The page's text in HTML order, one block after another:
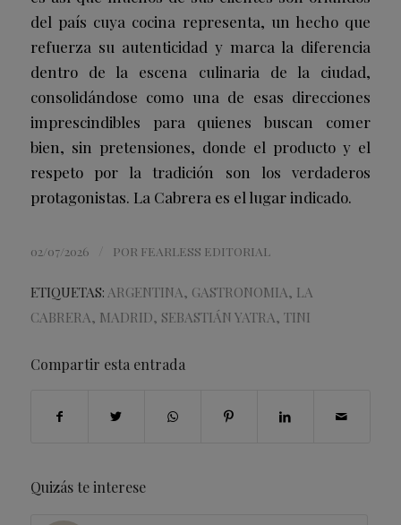
del país cuya cocina representa, un hecho que
refuerza su autenticidad y marca la diferencia
dentro de la escena culinaria de la ciudad,
consolidándose como una de esas direcciones
imprescindibles para quienes buscan comer
bien, sin pretensiones, donde el producto y el
respeto por la tradición son los verdaderos
protagonistas. La Cabrera es el lugar indicado.
02/07/2026 POR FEARLESS EDITORIAL
ETIQUETAS: ARGENTINA, GASTRONOMIA, LA
CABRERA, MADRID, SEBASTIÁN YATRA, TINI
Compartir esta entrada
Quizás te interese